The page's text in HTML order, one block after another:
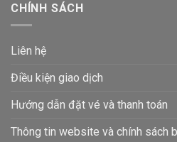
CHÍNH SÁCH
Liên hệ
Điều kiện giao dịch
Hướng dẫn đặt vé và thanh toán
Thông tin website và chính sách